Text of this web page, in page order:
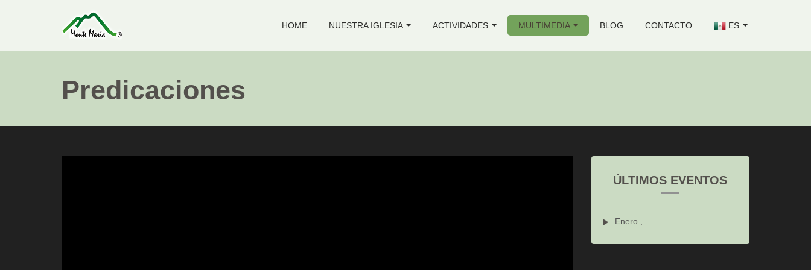
HOME NUESTRA IGLESIA ACTIVIDADES MULTIMEDIA BLOG CONTACTO ES
Predicaciones
ÚLTIMOS EVENTOS
Enero ,